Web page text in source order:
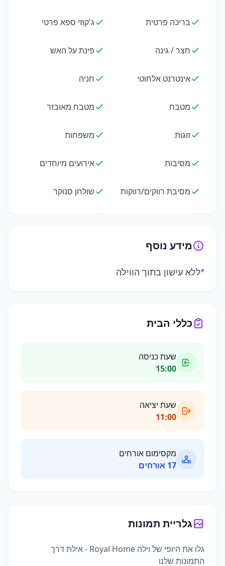
בריכה פרטית ג'קוזי ספא פרטי
חצר / גינה פינת על האש
אינטרנט אלחוטי חניה
מטבח מטבח מאובזר
זוגות משפחות
מסיבות אירועים מיוחדים
מסיבת רווקים/רווקות שולחן סנוקר
מידע נוסף
•ללא עישון בתוך הווילה
כללי הבית
שעת כניסה
15:00
שעת יציאה
11:00
מקסימום אורחים
17 אורחים
גלריית תמונות
גלו את היופי של וילה Royal Home - אילת
דרך
התמונות שלנו